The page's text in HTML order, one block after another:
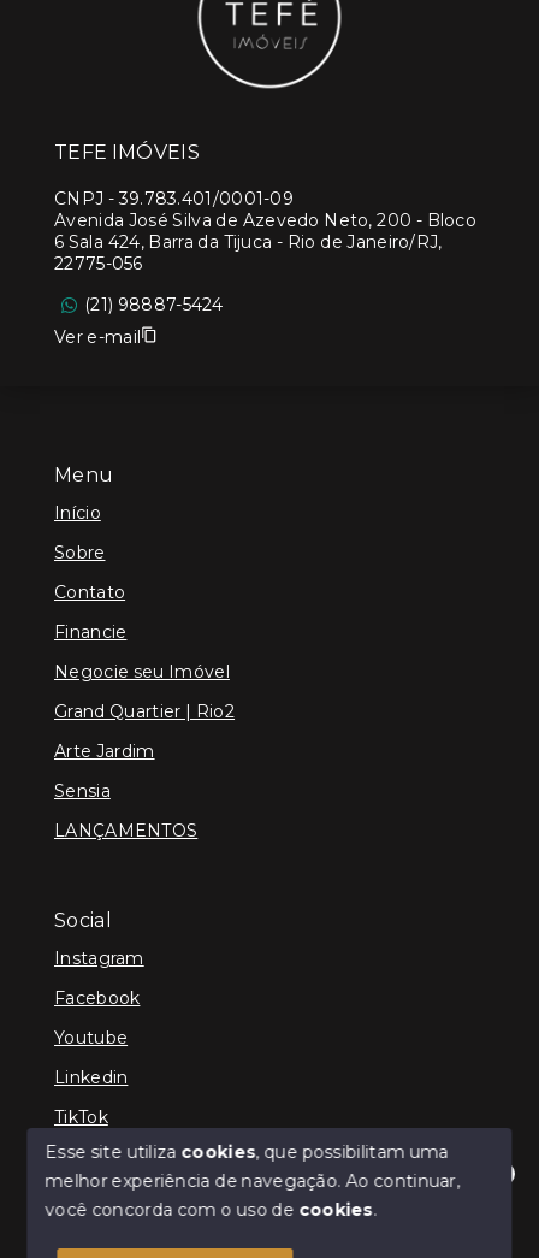
Olá! Estamos disponíveis para te ajudar.
Menu
Início
Sobre
Contato
Financie
Negocie seu Imóvel
Grand Quartier | Rio2
Arte Jardim
Sensia
LANÇAMENTOS
Social
Instagram
Facebook
Youtube
Linkedin
TikTok
© Copyright 2026 - TEFE IMÓVEIS - Todos os direitos
TEFE IMÓVEIS
CNPJ -39.783.401/0001-09
Avenida José Silva de Azevedo Neto, 200 - Bloco
6 Sala 424, Barra da Tijuca - Rio de Janeiro/RJ,
22775-056
(21) 98887-5424
Ver e-mail
Esse site utiliza cookies, que possibilitam uma
melhor experiência de navegação.Ao continuar,
você concorda com o uso de cookies.